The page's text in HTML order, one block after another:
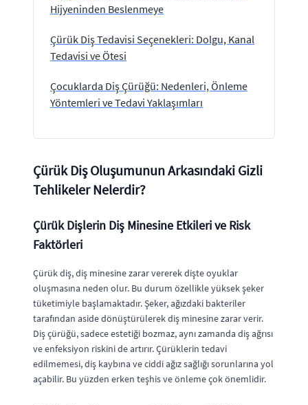
Hijyeninden Beslenmeye
Çürük Diş Tedavisi Seçenekleri: Dolgu, Kanal
Tedavisi ve Ötesi
Çocuklarda Diş Çürüğü: Nedenleri, Önleme
Yöntemleri ve Tedavi Yaklaşımları
Çürük Diş Oluşumunun Arkasındaki Gizli
Tehlikeler Nelerdir?
Çürük Dişlerin Diş Minesine Etkileri ve Risk
Faktörleri
Çürük diş, diş minesine zarar vererek dişte oyuklar
oluşmasına neden olur. Bu durum özellikle yüksek şeker
tüketimiyle başlamaktadır. Şeker, ağızdaki bakteriler
tarafından aside dönüştürülerek diş minesine zarar verir.
Diş çürüğü, sadece estetiği bozmaz, aynı zamanda diş ağrısı
ve enfeksiyon riskini de artırır. Çürüklerin tedavi
edilmemesi, diş kaybına ve ciddi ağız sağlığı sorunlarına yol
açabilir. Bu yüzden erken teşhis ve önleme çok önemlidir.